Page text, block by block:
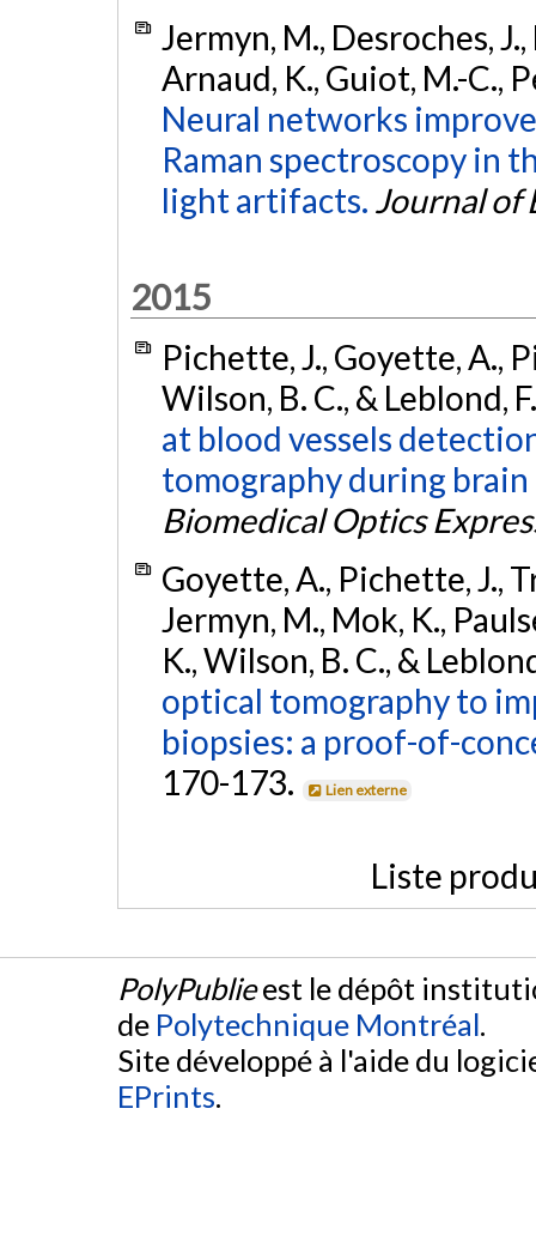
Jermyn, M., Desroches,
Arnaud, K., Guiot, M.-C.,
Neural networks
Raman spectroscopy in
light artifacts. Journal of
2015
Pichette, J., Goyette, A.,
Wilson, B. C., & Leblond,
at blood vessels
tomography during
Biomedical Optics
Goyette, A., Pichette, J.,
Jermyn, M., Mok, K.,
K., Wilson, B. C., &
optical tomography to
biopsies: a proof-of-
170-173.
Lien externe
Liste
PolyPublieest le dépôt
de Polytechnique Montréal.
Site développé à l'aide du
EPrints.